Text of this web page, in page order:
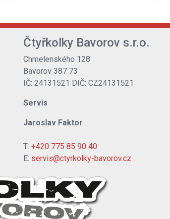
Čtyřkolky Bavorov s.r.o.
Chmelenského 128
Bavorov 387 73
IČ: 24131521 DIČ: CZ24131521
Servis
Jaroslav Faktor
T: +420 775 85 90 40
E: servis@ctyrkolky-bavorov.cz